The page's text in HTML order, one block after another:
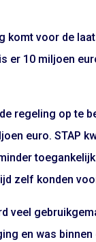
komt voor de
er 10 miljoen
regeling op te
euro. STAP
zelf konden
veel
en was